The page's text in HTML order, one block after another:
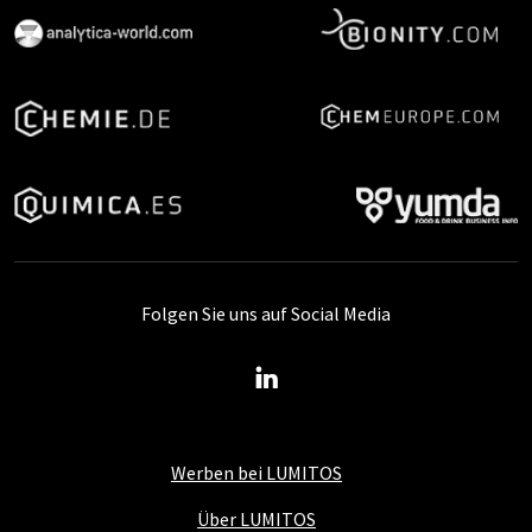
Werben bei LUMITOS
Über LUMITOS
Folgen Sie uns auf Social Media